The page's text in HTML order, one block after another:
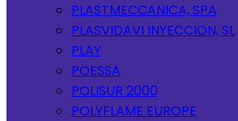
PLASTMECCANICA, SPA
PLASVIDAVI INYECCION, SL
PLAY
POESSA
POLISUR 2000
POLYFLAME EUROPE